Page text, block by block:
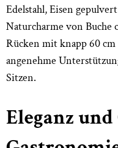
Edelstahl, Eisen
Naturcharme von Buche
Rücken mit knapp 60
angenehme
Sitzen.
Eleganz